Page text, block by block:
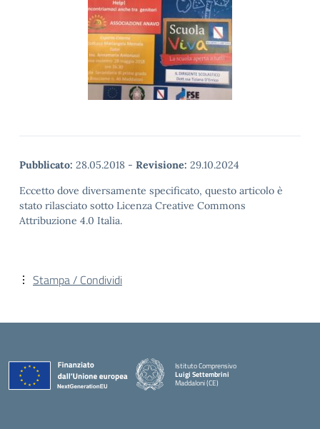
Pubblicato: 28.05.2018 - Revisione: 29.10.2024
Eccetto dove diversamente specificato, questo articolo è
stato rilasciato sotto Licenza Creative Commons
Attribuzione 4.0 Italia.
Stampa / Condividi
Istituto Comprensivo
Luigi Settembrini
Maddaloni (CE)